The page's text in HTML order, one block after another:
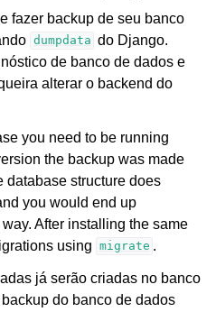
fazer backup de seu banco
dumpdata do Django.
de banco de dados e
alterar o backend do
you need to be running
the backup was made
database structure does
you would end up
After installing the same
using migrate .
já serão criadas no banco
do banco de dados